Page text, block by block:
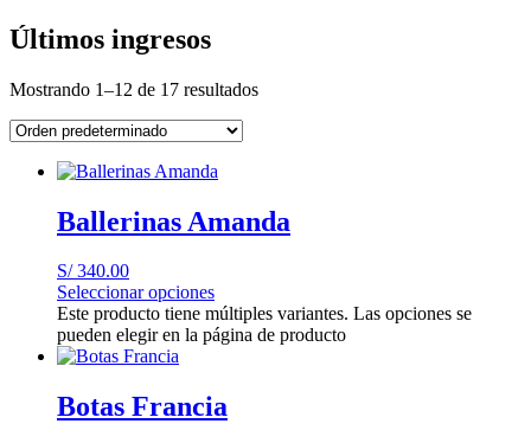
Últimos ingresos
Mostrando 1–12 de 17 resultados
Ballerinas Amanda
S/340.00
Seleccionar opciones
Este producto tiene múltiples variantes. Las opciones se
pueden elegir en la página de producto
Botas Francia